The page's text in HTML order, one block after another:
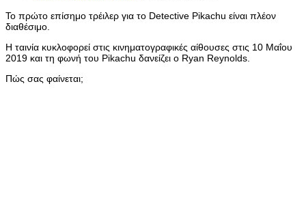
Το πρώτο επίσημο τρέιλερ για το Detective Pikachu είναι πλέον
διαθέσιμο.
Η ταινία κυκλοφορεί στις κινηματογραφικές αίθουσες στις 10 Μαΐου
2019 και τη φωνή του Pikachu δανείζει ο Ryan Reynolds.
Πώς σας φαίνεται;